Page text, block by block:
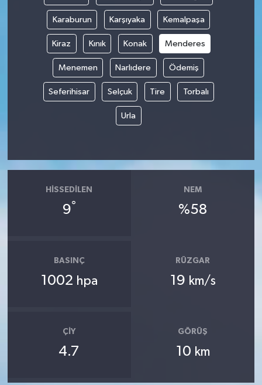
Karaburun Karşıyaka Kemalpaşa
Kiraz Kınık Konak Menderes
Menemen Narlıdere Ödemiş
Seferihisar Selçuk Tire Torbalı
Urla
HISSEDILEN
9°
NEM
%58
BASINÇ
1002 hpa
RÜZGAR
19 km/s
ÇIY
4.7
GÖRÜŞ
10 km